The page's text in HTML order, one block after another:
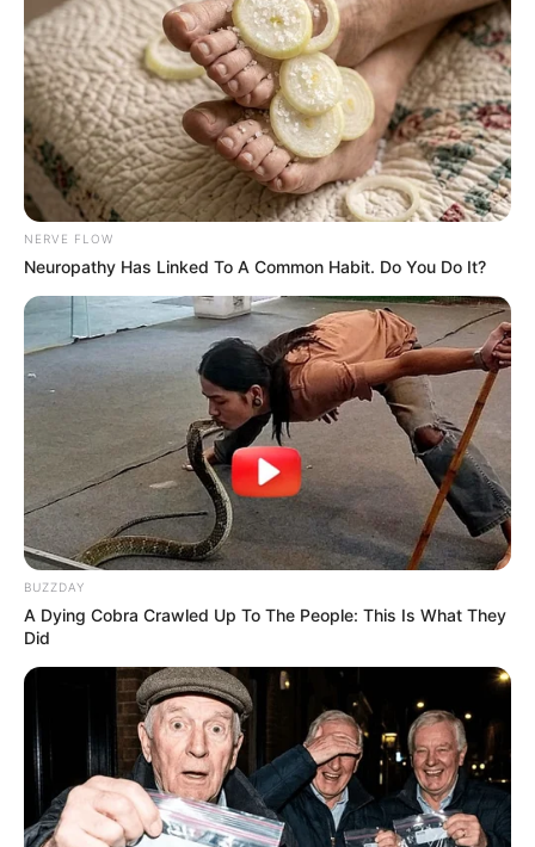
ΒΟΗΘΑΤΕ
ΥΠΟΣΤΗΡΙΞΤΕ ΤΟΝ ΑΓΩΝΑ ΜΑΣ
Επισκεφτείτετο κανάλι μου στο youtubeαν
ψάχνετε πραγματικά να βρείτε την αλήθεια… Η
Ενημέρωση που δεν θα ακούσετε ποτέ από τα
κυρίαρχα ΜΜΕ… Υποστηρίξτε αυτόν τον αγώνα με
την εγγραφή, τα κόσμια σχόλια και τα λάικ σας…
FACEBOOK ΑΡΈΣΕΙ
YOUTUBE ΕΓΓΡΑΦΕΊΤΕ
EMAIL ΑΚΟΛΟΥΘΉΣΤΕ
NERVE FLOW
Neuropathy Has Linked To A Common Habit. Do You Do It?
BUZZDAY
A Dying Cobra Crawled Up To The People: This Is What They
Did